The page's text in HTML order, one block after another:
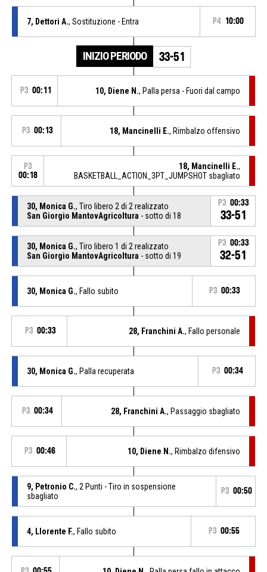
7, Dettori A., Sostituzione - Entra P4 10:00
INIZIO PERIODO 33-51
P3 00:11 10, Diene N., Palla persa - Fuori dal campo
P3 00:13 18, Mancinelli E., Rimbalzo offensivo
P3
00:18
18, Mancinelli E.,
BASKETBALL_ACTION_3PT_JUMPSHOT sbagliato
30, Monica G., Tiro libero 2 di 2 realizzato
San Giorgio MantovAgricoltura - sotto di 18
P3 00:33
33-51
30, Monica G., Tiro libero 1 di 2 realizzato
San Giorgio MantovAgricoltura - sotto di 19
P3 00:33
32-51
30, Monica G., Fallo subito P3 00:33
P3 00:33 28, Franchini A., Fallo personale
30, Monica G., Palla recuperata P3 00:34
P3 00:34 28, Franchini A., Passaggio sbagliato
P3 00:46 10, Diene N., Rimbalzo difensivo
9, Petronio C., 2 Punti - Tiro in sospensione
sbagliato
P3 00:50
4, Llorente F., Fallo subito P3 00:55